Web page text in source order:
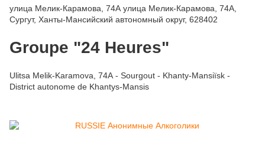
улица Мелик-Карамова, 74А улица Мелик-Карамова, 74А,
Сургут, Ханты-Мансийский автономный округ, 628402
Groupe "24 Heures"
Ulitsa Melik-Karamova, 74А - Sourgout - Khanty-Mansiïsk -
District autonome de Khantys-Mansis